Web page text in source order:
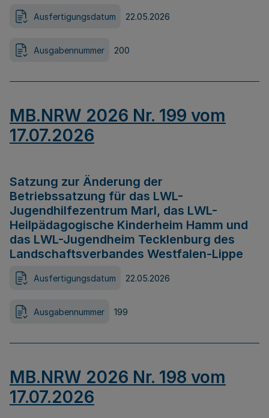
Ausfertigungsdatum 22.05.2026
Ausgabennummer 200
MB.NRW 2026 Nr. 199 vom
17.07.2026
Satzung zur Änderung der
Betriebssatzung für das LWL-
Jugendhilfezentrum Marl, das LWL-
Heilpädagogische Kinderheim Hamm und
das LWL-Jugendheim Tecklenburg des
Landschaftsverbandes Westfalen-Lippe
Ausfertigungsdatum 22.05.2026
Ausgabennummer 199
MB.NRW 2026 Nr. 198 vom
17.07.2026